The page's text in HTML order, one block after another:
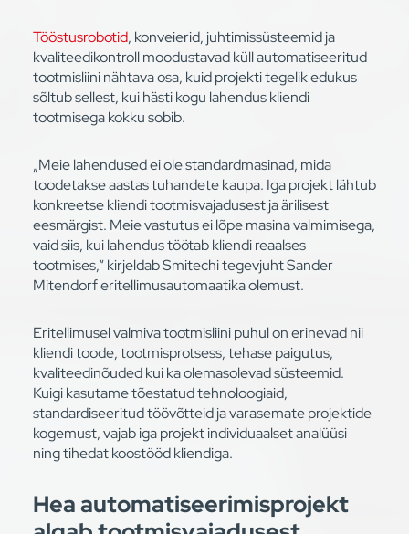
Tööstusrobotid, konveierid, juhtimissüsteemid ja
kvaliteedikontroll moodustavad küll automatiseeritud
tootmisliini nähtava osa, kuid projekti tegelik edukus
sõltub sellest, kui hästi kogu lahendus kliendi
tootmisega kokku sobib.
„Meie lahendused ei ole standardmasinad, mida
toodetakse aastas tuhandete kaupa. Iga projekt lähtub
konkreetse kliendi tootmisvajadusest ja ärilisest
eesmärgist. Meie vastutus ei lõpe masina valmimisega,
vaid siis, kui lahendus töötab kliendi reaalses
tootmises,“ kirjeldab Smitechi tegevjuht Sander
Mitendorf eritellimusautomaatika olemust.
Eritellimusel valmiva tootmisliini puhul on erinevad nii
kliendi toode, tootmisprotsess, tehase paigutus,
kvaliteedinõuded kui ka olemasolevad süsteemid.
Kuigi kasutame tõestatud tehnoloogiaid,
standardiseeritud töövõtteid ja varasemate projektide
kogemust, vajab iga projekt individuaalset analüüsi
ning tihedat koostööd kliendiga.
Hea automatiseerimisprojekt